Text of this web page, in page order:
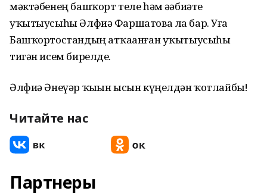
мәктәбенең башҡорт теле һәм әҙәбиәте
уҡытыусыһы Әлфиә Фаршатова ла бар. Уға
Башҡортостандың атҡаҙанған уҡытыусыһы
тигән исем бирелде.
Әлфиә Әнеүәр ҡыҙын ысын күңелдән ҡотлайбыҙ!
Читайте нас
Партнеры